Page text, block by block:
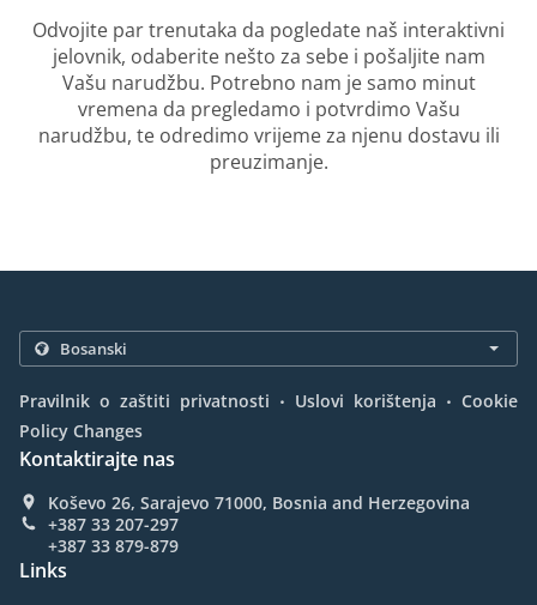
Odvojite par trenutaka da pogledate naš interaktivni
jelovnik, odaberite nešto za sebe i pošaljite nam
Vašu narudžbu. Potrebno nam je samo minut
vremena da pregledamo i potvrdimo Vašu
narudžbu, te odredimo vrijeme za njenu dostavu ili
preuzimanje.
Pravilnik o zaštiti privatnosti . Uslovi korištenja . Cookie
Policy Changes
Kontaktirajte nas
Koševo 26, Sarajevo 71000, Bosnia and Herzegovina
+387 33 207-297
+387 33 879-879
Links